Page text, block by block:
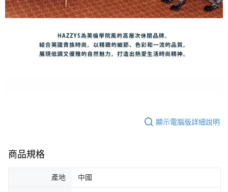
顯示電腦版詳細說明
商品規格
產地 中國